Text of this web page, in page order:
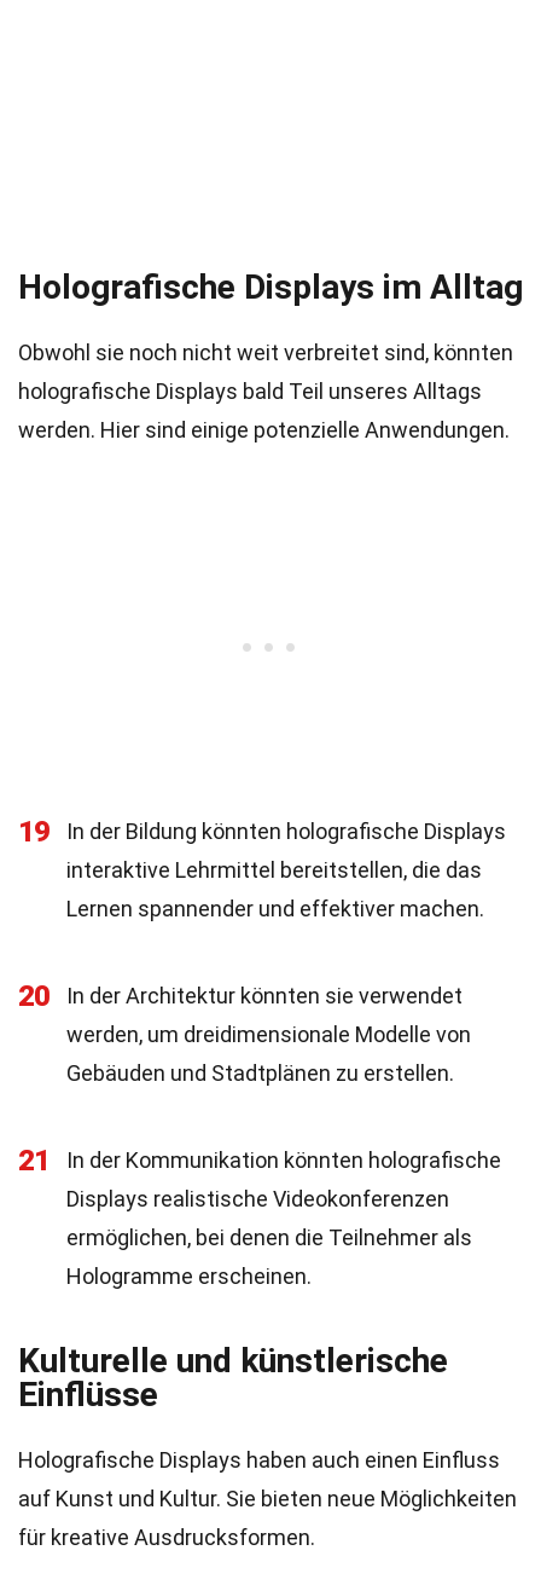
Holografische Displays im Alltag
Obwohl sie noch nicht weit verbreitet sind, könnten
holografische Displays bald Teil unseres Alltags
werden. Hier sind einige potenzielle Anwendungen.
19
In der Bildung könnten holografische Displays
interaktive Lehrmittel bereitstellen, die das
Lernen spannender und effektiver machen.
20
In der Architektur könnten sie verwendet
werden, um dreidimensionale Modelle von
Gebäuden und Stadtplänen zu erstellen.
21
In der Kommunikation könnten holografische
Displays realistische Videokonferenzen
ermöglichen, bei denen die Teilnehmer als
Hologramme erscheinen.
Kulturelle und künstlerische
Einflüsse
Holografische Displays haben auch einen Einfluss
auf Kunst und Kultur. Sie bieten neue Möglichkeiten
für kreative Ausdrucksformen.